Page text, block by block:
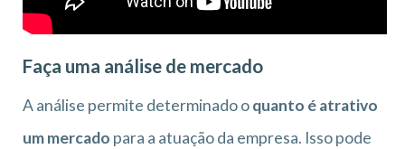
Faça uma análise de mercado
A análise permite determinado oquanto é atrativo
um mercado para a atuação da empresa. Isso pode